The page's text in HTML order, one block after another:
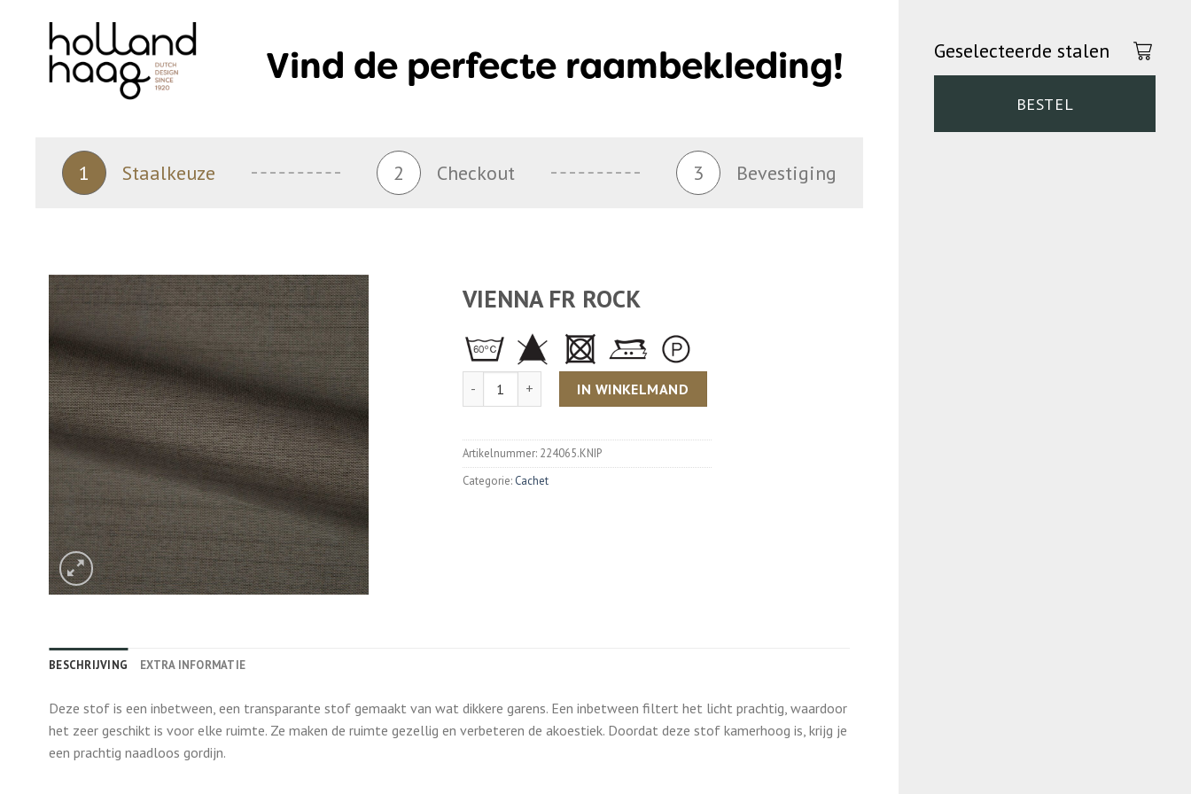
Vind de perfecte raambekleding!
1 Staalkeuze 2 Checkout 3 Bevestiging
VIENNA FR ROCK
IN WINKELMAND
Artikelnummer: 224065.KNIP
Categorie: Cachet
BESCHRIJVING EXTRA INFORMATIE
Deze stof is een inbetween, een transparante stof gemaakt van wat dikkere garens. Een inbetween filtert het licht prachtig, waardoor
het zeer geschikt is voor elke ruimte. Ze maken de ruimte gezellig en verbeteren de akoestiek. Doordat deze stof kamerhoog is, krijg je
een prachtig naadloos gordijn.
Geselecteerde stalen
BESTEL